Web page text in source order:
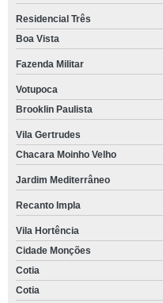
Residencial Três
Boa Vista
Fazenda Militar
Votupoca
Brooklin Paulista
Vila Gertrudes
Chacara Moinho Velho
Jardim Mediterrâneo
Recanto Impla
Vila Hortência
Cidade Monções
Cotia
Cotia